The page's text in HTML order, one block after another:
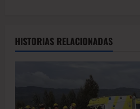
HISTORIAS RELACIONADAS